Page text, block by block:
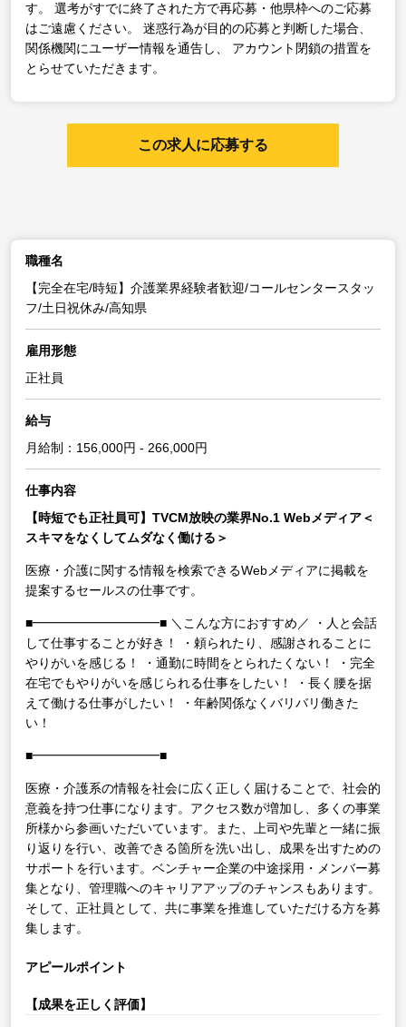
す。
選考がすでに終了された方で再応募・他県枠へのご応募
はご遠慮ください。
迷惑行為が目的の応募と判断した場合、
関係機関にユーザー情報を通告し、
アカウント閉鎖の措置を
とらせていただきます。
この求人に応募する
職種名
【完全在宅/時短】介護業界経験者歓迎/コールセンタースタッ
フ/土日祝休み/高知県
雇用形態
正社員
給与
月給制：156,000円 - 266,000円
仕事内容
【時短でも正社員可】TVCM放映の業界No.1 Webメディア＜
スキマをなくしてムダなく働ける＞
医療・介護に関する情報を検索できるWebメディアに掲載を
提案するセールスの仕事です。
■━━━━━━━━━━■ ＼こんな方におすすめ／
・人と会話
して仕事することが好き！
・頼られたり、感謝されることに
やりがいを感じる！
・通勤に時間をとられたくない！
・完全
在宅でもやりがいを感じられる仕事をしたい！
・長く腰を据
えて働ける仕事がしたい！
・年齢関係なくバリバリ働きた
い！
■━━━━━━━━━━■
医療・介護系の情報を社会に広く正しく届けることで、社会的
意義を持つ仕事になります。アクセス数が増加し、多くの事業
所様から参画いただいています。また、上司や先輩と一緒に振
り返りを行い、改善できる箇所を洗い出し、成果を出すための
サポートを行います。ベンチャー企業の中途採用・メンバー募
集となり、管理職へのキャリアアップのチャンスもあります。
そして、正社員として、共に事業を推進していただける方を募
集します。
アピールポイント
【成果を正しく評価】